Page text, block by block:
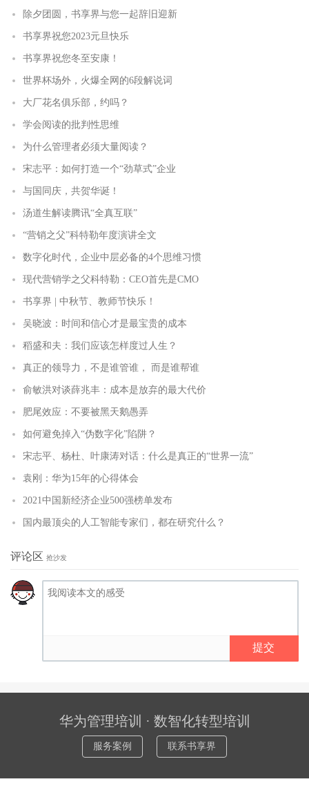
除夕团圆，书享界与您一起辞旧迎新
书享界祝您2023元旦快乐
书享界祝您冬至安康！
世界杯场外，火爆全网的6段解说词
大厂花名俱乐部，约吗？
学会阅读的批判性思维
为什么管理者必须大量阅读？
宋志平：如何打造一个“劲草式”企业
与国同庆，共贺华诞！
汤道生解读腾讯“全真互联”
“营销之父”科特勒年度演讲全文
数字化时代，企业中层必备的4个思维习惯
现代营销学之父科特勒：CEO首先是CMO
书享界 | 中秋节、教师节快乐！
吴晓波：时间和信心才是最宝贵的成本
稻盛和夫：我们应该怎样度过人生？
真正的领导力，不是谁管谁， 而是谁帮谁
俞敏洪对谈薛兆丰：成本是放弃的最大代价
肥尾效应：不要被黑天鹅愚弄
如何避免掉入“伪数字化”陷阱？
宋志平、杨杜、叶康涛对话：什么是真正的“世界一流”
袁刚：华为15年的心得体会
2021中国新经济企业500强榜单发布
国内最顶尖的人工智能专家们，都在研究什么？
评论区 抢沙发
提交
华为管理培训 · 数智化转型培训
服务案例 联系书享界